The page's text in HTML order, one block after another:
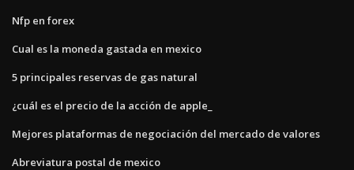
Nfp en forex
Cual es la moneda gastada en mexico
5 principales reservas de gas natural
¿cuál es el precio de la acción de apple_
Mejores plataformas de negociación del mercado de valores
Abreviatura postal de mexico